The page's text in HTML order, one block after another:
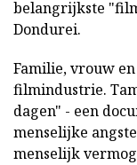
belangrijkste
Dondurei.
Familie, vrouw
filmindustrie.
dagen" - een
menselijke
menselijk